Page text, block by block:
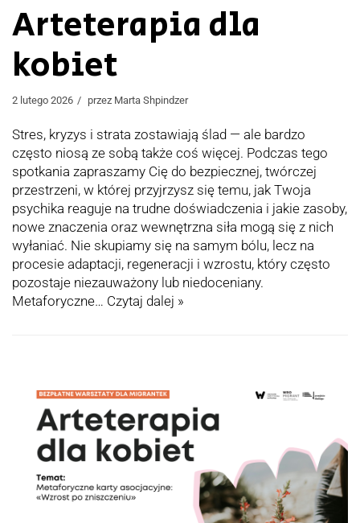
Arteterapia dla
kobiet
2 lutego 2026 przez Marta Shpindzer
Stres, kryzys i strata zostawiają ślad — ale bardzo
często niosą ze sobą także coś więcej. Podczas tego
spotkania zapraszamy Cię do bezpiecznej, twórczej
przestrzeni, w której przyjrzysz się temu, jak Twoja
psychika reaguje na trudne doświadczenia i jakie zasoby,
nowe znaczenia oraz wewnętrzna siła mogą się z nich
wyłaniać. Nie skupiamy się na samym bólu, lecz na
procesie adaptacji, regeneracji i wzrostu, który często
pozostaje niezauważony lub niedoceniany.
Metaforyczne… Czytaj dalej »